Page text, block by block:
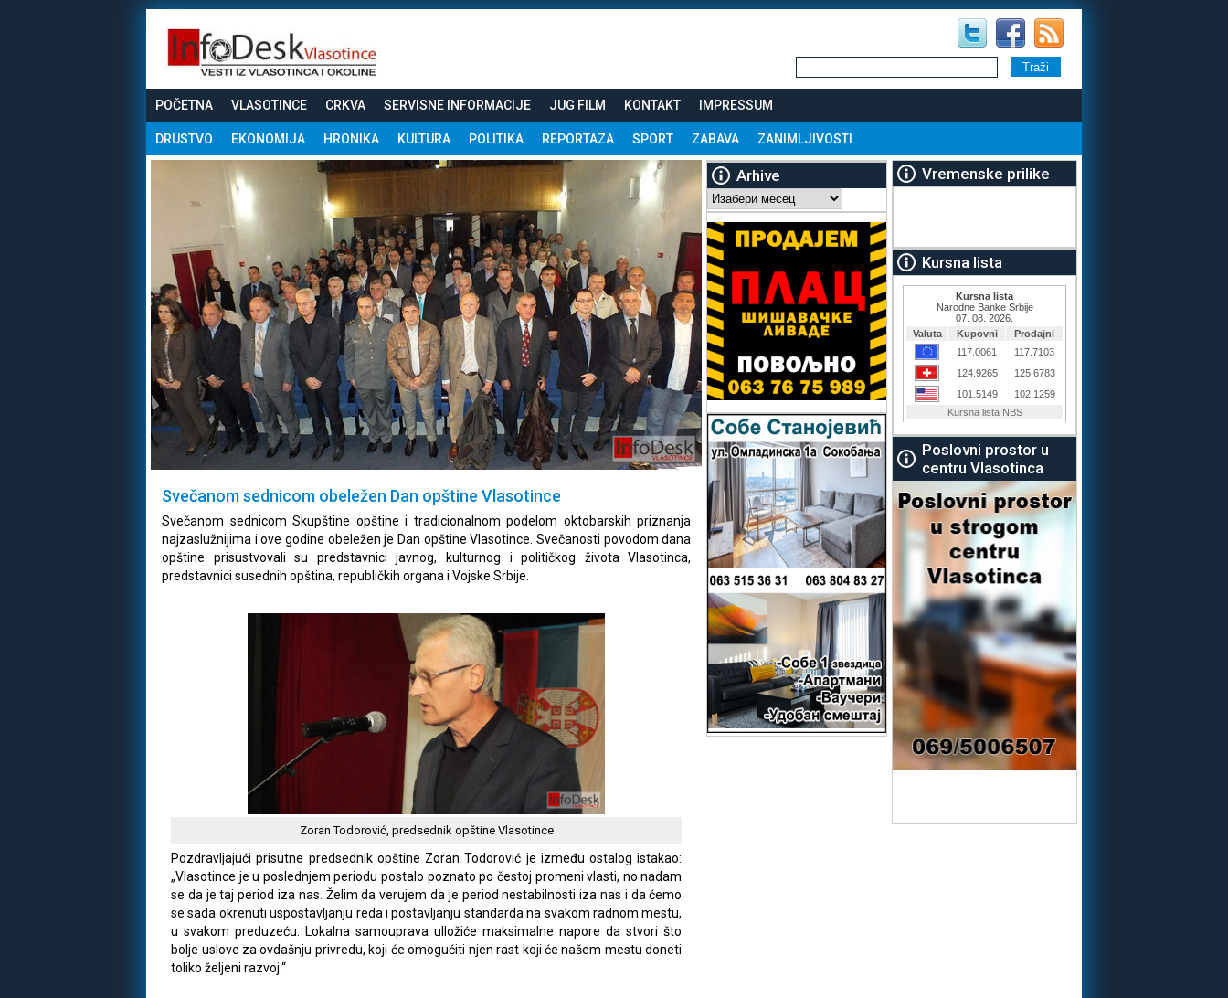
POČETNA VLASOTINCE CRKVA SERVISNE INFORMACIJE JUG FILM KONTAKT IMPRESSUM
DRUSTVO EKONOMIJA HRONIKA KULTURA POLITIKA REPORTAZA SPORT ZABAVA ZANIMLJIVOSTI
Svečanom sednicom obeležen Dan opštine Vlasotince
Svečanom sednicom Skupštine opštine i tradicionalnom podelom oktobarskih priznanja
najzaslužnijima i ove godine obeležen je Dan opštine Vlasotince. Svečanosti povodom dana
opštine prisustvovali su predstavnici javnog, kulturnog i političkog života Vlasotinca,
predstavnici susednih opština, republičkih organa i Vojske Srbije.
Zoran Todorović, predsednik opštine Vlasotince
Pozdravljajući prisutne predsednik opštine Zoran Todorović je između ostalog istakao:
„Vlasotince je u poslednjem periodu postalo poznato po čestoj promeni vlasti, no nadam
se da je taj period iza nas. Želim da verujem da je period nestabilnosti iza nas i da ćemo
se sada okrenuti uspostavljanju reda i postavljanju standarda na svakom radnom mestu,
u svakom preduzeću. Lokalna samouprava ulložiće maksimalne napore da stvori što
bolje uslove za ovdašnju privredu, koji će omogućiti njen rast koji će našem mestu doneti
toliko željeni razvoj.“
Arhive
Arhive
Vremenske prilike
Kursna lista
Poslovni prostor u
centru Vlasotinca